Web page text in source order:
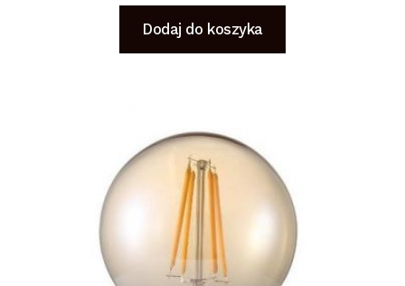
Dodaj do koszyka